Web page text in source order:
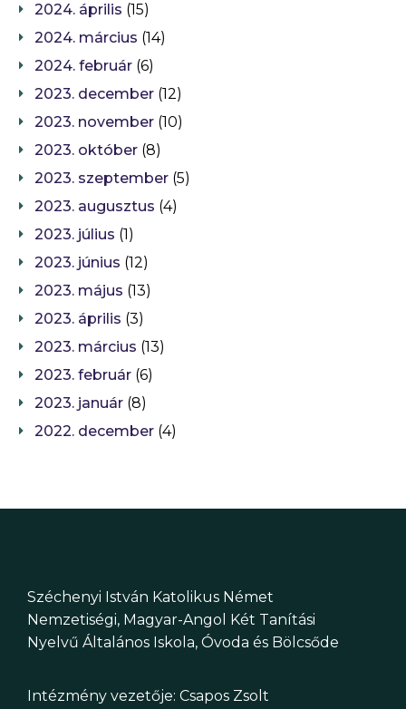
2024. április (15)
2024. március (14)
2024. február (6)
2023. december (12)
2023. november (10)
2023. október (8)
2023. szeptember (5)
2023. augusztus (4)
2023. július (1)
2023. június (12)
2023. május (13)
2023. április (3)
2023. március (13)
2023. február (6)
2023. január (8)
2022. december (4)
Széchenyi István Katolikus Német
Nemzetiségi, Magyar-Angol Két Tanítási
Nyelvű Általános Iskola, Óvoda és Bölcsőde
Intézmény vezetője: Csapos Zsolt